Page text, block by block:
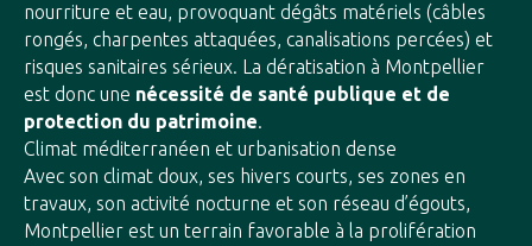
nourriture et eau, provoquant dégâts matériels (câbles
rongés, charpentes attaquées, canalisations percées) et
risques sanitaires sérieux. La dératisation à Montpellier
est donc une nécessité de santé publique et de
protection du patrimoine.
Climat méditerranéen et urbanisation dense
Avec son climat doux, ses hivers courts, ses zones en
travaux, son activité nocturne et son réseau d’égouts,
Montpellier est un terrain favorable à la prolifération